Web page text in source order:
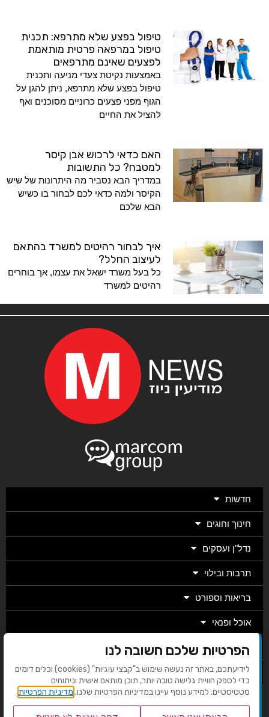
טיפול בפצע שלא מתרפא: תכנית
טיפול במרפאה פרטית מותאמת
לפצעים שאינם מתרפאים
באמצעות נקיטת צעדי מניעה ותכנית
טיפול בפצע שלא מתרפא, ניתן להגן על
הגוף מפני פצעים כרוניים מסוכנים ואף
להציל את החיים
האם כדאי לרכוש אבן קיסר
למטבח? כל התשובות
במדריך הבא נסביר מה היתרונות של שיש
הקיסר ולמה כדאי לכם לבחור בו כשיש
הבא שלכם
איך לבחור רהיטים למשרד בהתאם
לעיצוב החלל?
כל בעל משרד ישאל את עצמו, אך בוחרים
רהיטים למשרד
חדשות
חינוך וחוגים
נדל"ן ועסקים
תרבות ובילוי
בריאות וספורט
אוכל ופנאי
מגזין
מערכת
בניית אתרים EMG
הפרטיות שלכם חשובה לנו
לידיעתכם, באתר זה נעשה שימוש ב"קבצי עוגיות" (cookies) וכלים דומים
כדי לספק חוויית גלישה טובה יותר, תוכן מותאם אישית וניתוחים
סטטיסטיים. למידע נוסף עיינו במדיניות הפרטיות שלנו. מדיניות הפרטיות